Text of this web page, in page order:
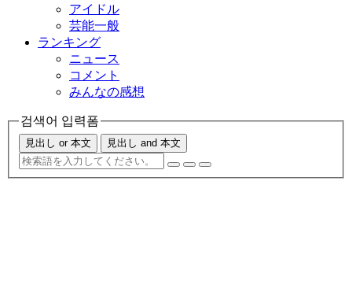
アイドル
芸能一般
ランキング
ニュース
コメント
みんなの感想
검색어 입력폼
見出し or 本文 見出し and 本文